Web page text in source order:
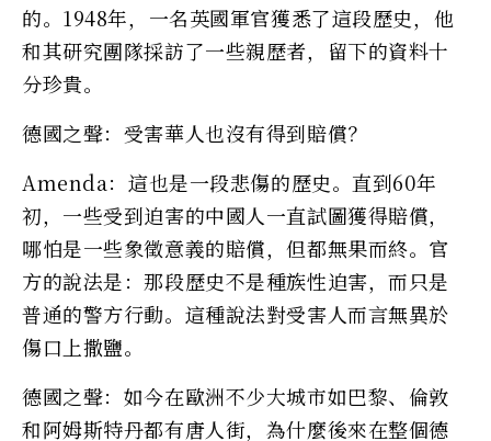
的。1948年，一名英國軍官獲悉了這段歷史，他
和其研究團隊採訪了一些親歷者，留下的資料十
分珍貴。
德國之聲：受害華人也沒有得到賠償？
Amenda：這也是一段悲傷的歷史。直到60年
初，一些受到迫害的中國人一直試圖獲得賠償，
哪怕是一些象徵意義的賠償，但都無果而終。官
方的說法是：那段歷史不是種族性迫害，而只是
普通的警方行動。這種說法對受害人而言無異於
傷口上撒鹽。
德國之聲：如今在歐洲不少大城市如巴黎、倫敦
和阿姆斯特丹都有唐人街，為什麼後來在整個德